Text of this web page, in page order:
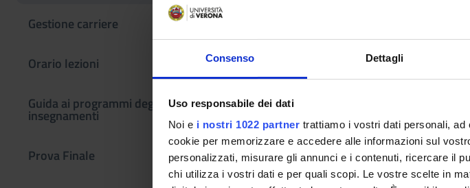
Consenso Dettagli
Uso responsabile dei dati
Noi e i nostri 1022 partner trattiamo i vostri dati personali,
cookie per memorizzare e accedere alle informazioni sul
personalizzati, misurare gli annunci e i contenuti, ricercare il
chi utilizza i vostri dati e per quali scopi. Le vostre scelte in
Gestione carriere
Orario lezioni
Guida ai programmi degli
insegnamenti
Prova Finale
Crediti
5
Settore Scientifico Disciplinare (SSD)
NN - -
Sede
VICENZA